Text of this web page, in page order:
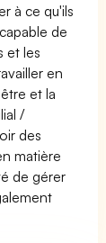
à ce qu'ils
de
et les
en
et la
/
des
matière
de gérer